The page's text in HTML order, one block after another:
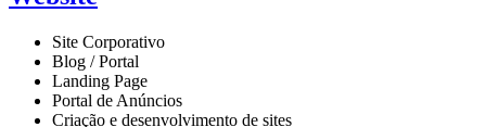
Site Corporativo
Blog / Portal
Landing Page
Portal de Anúncios
Criação e desenvolvimento de sites